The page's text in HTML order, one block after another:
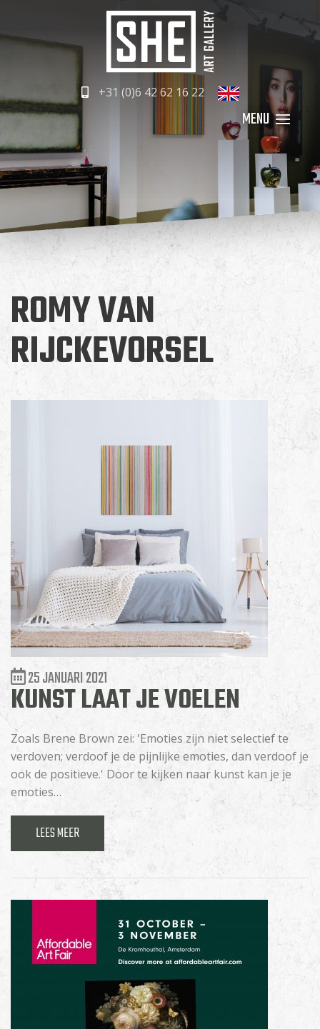
+31 (0)6 42 62 16 22
ROMY VAN
RIJCKEVORSEL
25 JANUARI 2021
KUNST LAAT JE VOELEN
Zoals Brene Brown zei: 'Emoties zijn niet selectief te
verdoven; verdoof je de pijnlijke emoties, dan verdoof je
ook de positieve.' Door te kijken naar kunst kan je je
emoties…
LEES MEER